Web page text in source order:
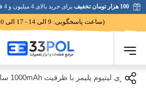
100 هزار تومان تخفیف برای خرید بالای 4 میلیون و 4 قلم کالا!
(ساعت پاسخگویی: 9 الی 14 - 17 الی 20)